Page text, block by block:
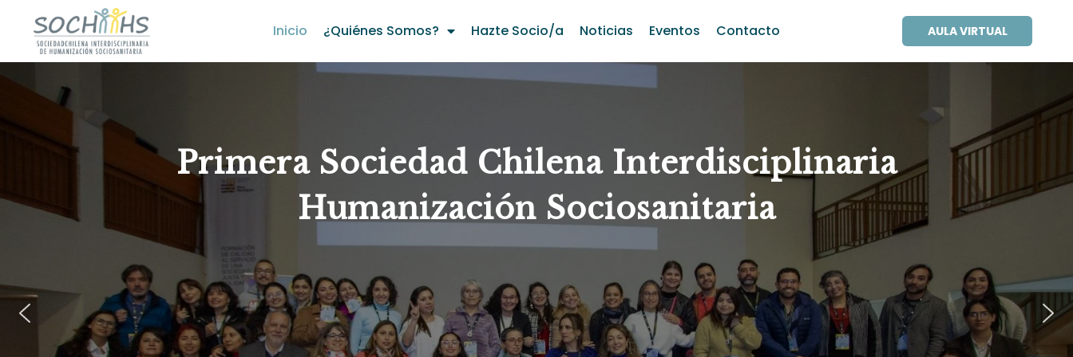
Inicio ¿Quiénes Somos? Hazte Socio/a Noticias Eventos Contacto AULA VIRTUAL
Primera Sociedad Chilena Interdisciplinaria
Humanización Sociosanitaria